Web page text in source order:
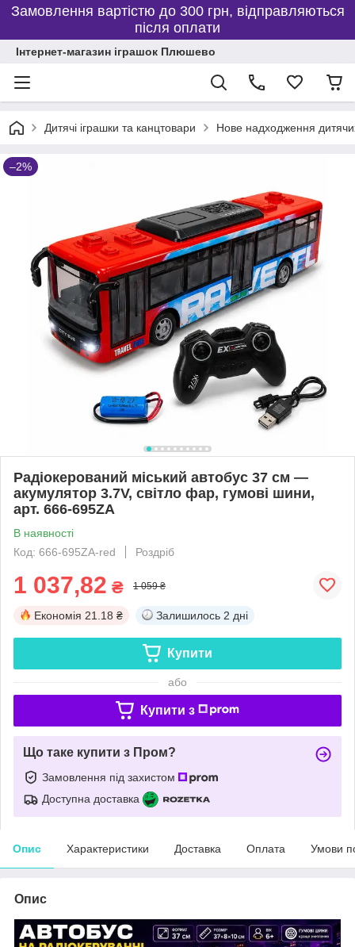
Замовлення вартістю до 300 грн, відправляються
після оплати
Інтернет-магазин іграшок Плюшево
Дитячі іграшки та канцтовари Нове надходження
–2%
Радіокерований міський автобус 37 см —
акумулятор 3.7V, світло фар, гумові шини,
арт. 666-695ZA
В наявності
Код: 666-695ZA-red
Роздріб
1 037,82 ₴ 1 059 ₴
Економія 21.18 ₴ Залишилось 2 дні
Купити
або
Купити з
Що таке купити з Пром?
Замовлення під захистом
Доступна доставка
Опис Характеристики Доставка Оплата Умови
Опис